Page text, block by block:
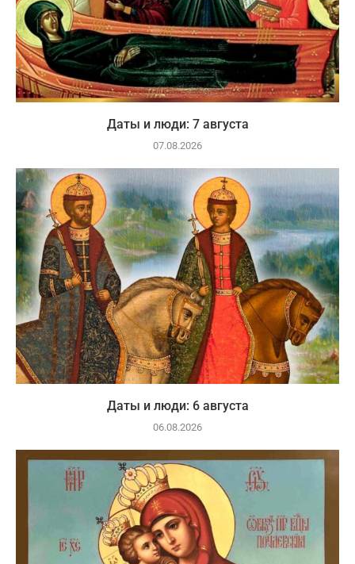
Даты и люди: 7 августа
07.08.2026
Даты и люди: 6 августа
06.08.2026